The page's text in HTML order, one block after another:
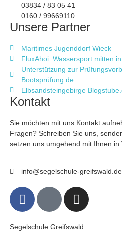
03834 / 83 05 41
0160 / 99669110
Unsere Partner
Maritimes Jugenddorf Wieck
FluxAhoi: Wassersport mitten
Unterstützung zur
Bootsprüfung.de
Elbsandsteingebirge
Kontakt
Sie möchten mit uns Kontakt
Fragen? Schreiben Sie uns,
setzen uns umgehend mit Ihnen in
info@segelschule-greifswald.de
Segelschule Greifswald